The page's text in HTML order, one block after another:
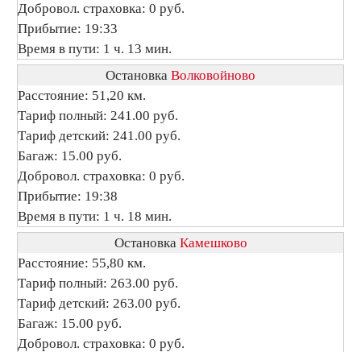
Добровол. страховка: 0 руб.
Прибытие: 19:33
Время в пути: 1 ч. 13 мин.
Остановка Волковойново
Расстояние: 51,20 км.
Тариф полный: 241.00 руб.
Тариф детский: 241.00 руб.
Багаж: 15.00 руб.
Добровол. страховка: 0 руб.
Прибытие: 19:38
Время в пути: 1 ч. 18 мин.
Остановка Камешково
Расстояние: 55,80 км.
Тариф полный: 263.00 руб.
Тариф детский: 263.00 руб.
Багаж: 15.00 руб.
Добровол. страховка: 0 руб.